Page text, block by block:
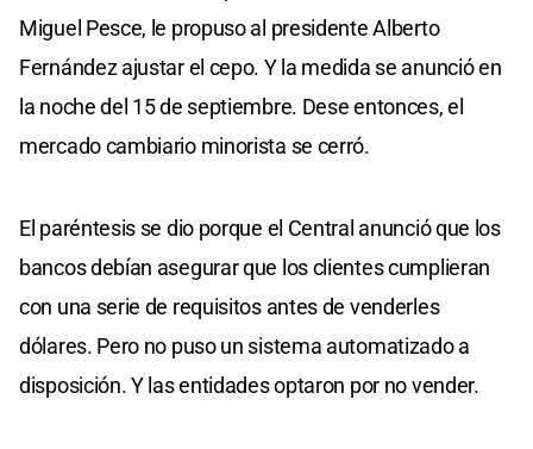
Miguel Pesce, le propuso al presidente Alberto
Fernández ajustar el cepo. Y la medida se anunció en
la noche del 15 de septiembre. Dese entonces, el
mercado cambiario minorista se cerró.
El paréntesis se dio porque el Central anunció que los
bancos debían asegurar que los clientes cumplieran
con una serie de requisitos antes de venderles
dólares. Pero no puso un sistema automatizado a
disposición. Y las entidades optaron por no vender.